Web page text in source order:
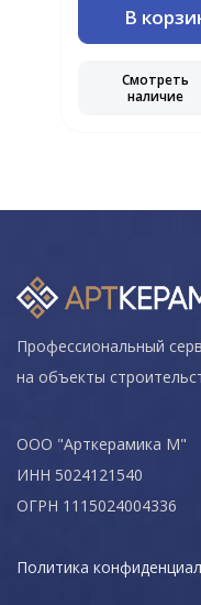
В
Смотреть
наличие
Профессиональный
на объекты
ООО "Арткерамика М"
ИНН 5024121540
ОГРН 1115024004336
Политика